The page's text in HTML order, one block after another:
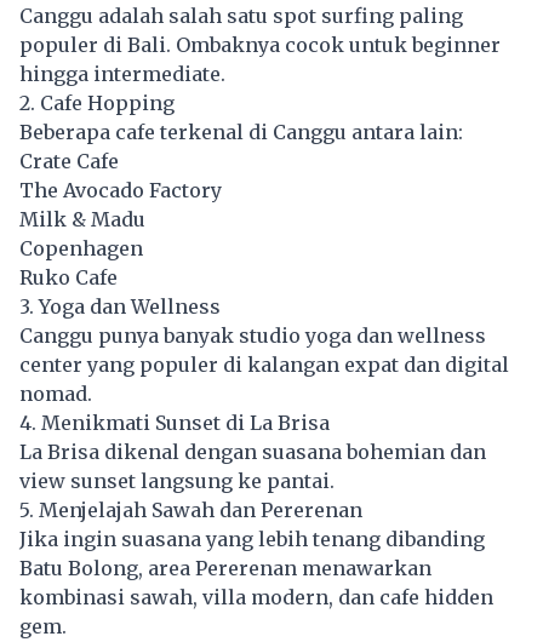
Canggu adalah salah satu spot surfing paling
populer di Bali. Ombaknya cocok untuk beginner
hingga intermediate.
2. Cafe Hopping
Beberapa cafe terkenal di Canggu antara lain:
Crate Cafe
The Avocado Factory
Milk & Madu
Copenhagen
Ruko Cafe
3. Yoga dan Wellness
Canggu punya banyak studio yoga dan wellness
center yang populer di kalangan expat dan digital
nomad.
4. Menikmati Sunset di La Brisa
La Brisa dikenal dengan suasana bohemian dan
view sunset langsung ke pantai.
5. Menjelajah Sawah dan Pererenan
Jika ingin suasana yang lebih tenang dibanding
Batu Bolong, area Pererenan menawarkan
kombinasi sawah, villa modern, dan cafe hidden
gem.